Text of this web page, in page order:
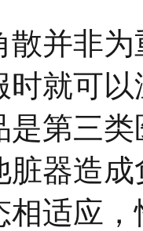
散并非
时就可
是第三
脏器造
相适应